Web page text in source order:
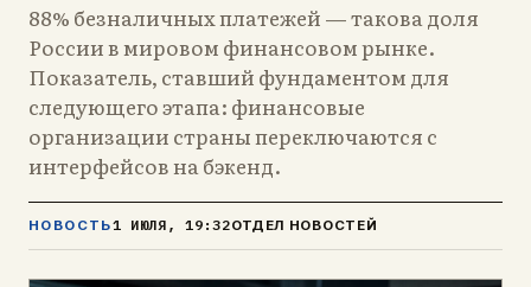
88% безналичных платежей — такова доля
России в мировом финансовом рынке.
Показатель, ставший фундаментом для
следующего этапа: финансовые
организации страны переключаются с
интерфейсов на бэкенд.
НОВОСТЬ1 ИЮЛЯ, 19:32ОТДЕЛ НОВОСТЕЙ